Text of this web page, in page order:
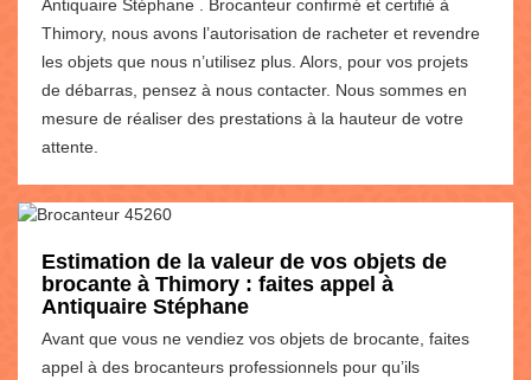
Antiquaire Stéphane . Brocanteur confirmé et certifié à
Thimory, nous avons l’autorisation de racheter et revendre
les objets que nous n’utilisez plus. Alors, pour vos projets
de débarras, pensez à nous contacter. Nous sommes en
mesure de réaliser des prestations à la hauteur de votre
attente.
Estimation de la valeur de vos objets de
brocante à Thimory : faites appel à
Antiquaire Stéphane
Avant que vous ne vendiez vos objets de brocante, faites
appel à des brocanteurs professionnels pour qu’ils